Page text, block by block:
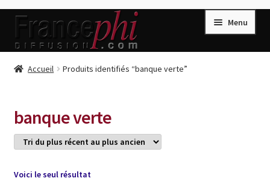
Aller
la
Aller
contenu
Menu
Accueil
Compte
Conditions de Vente
Connection
Accueil Produits identifiés “banque verte”
banque verte
Voici le seul résultat